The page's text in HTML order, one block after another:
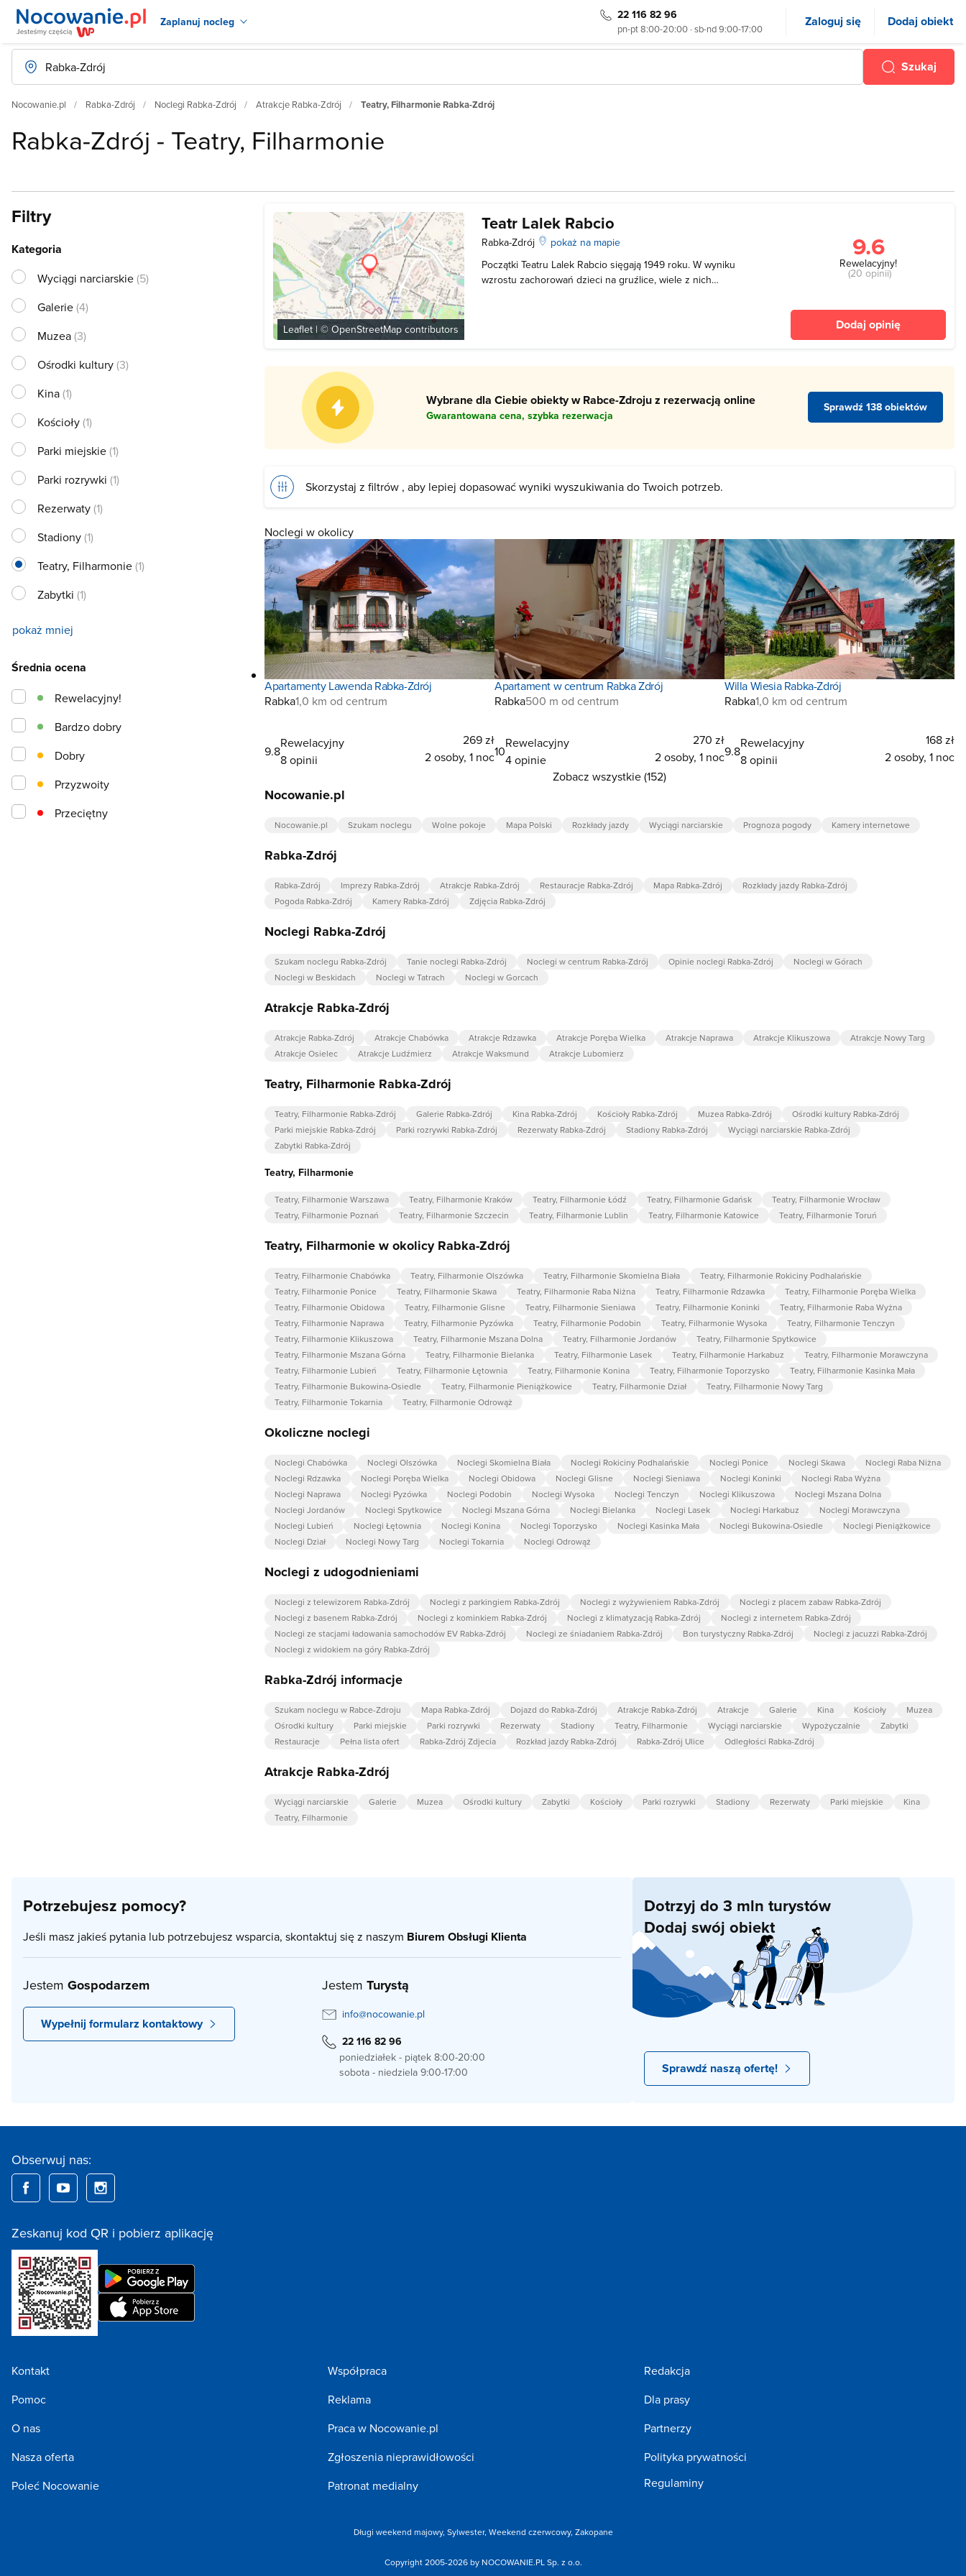
Zaplanuj nocleg 22 116 82 96
pn-pt 8:00-20:00 · sb-nd 9:00-17:00 Zaloguj się Dodaj obiekt
Szukaj
Nocowanie.pl Rabka-Zdrój Noclegi Rabka-Zdrój Atrakcje Rabka-Zdrój Teatry, Filharmonie Rabka-Zdrój
Rabka-Zdrój - Teatry, Filharmonie
Leaflet | ©OpenStreetMap contributors
Teatr Lalek Rabcio
Rabka-Zdrój
pokaż na mapie
Początki Teatru Lalek Rabcio sięgają 1949 roku. W wyniku
wzrostu zachorowań dzieci na gruźlice, wiele z nich
9.6
Rewelacyjny!
(20 opinii)
Dodaj opinię
Wybrane dla Ciebie obiekty w Rabce-Zdroju z rezerwacją online
Gwarantowana cena, szybka rezerwacja
Sprawdź 138 obiektów
Skorzystaj z filtrów , aby lepiej dopasować wyniki wyszukiwania do Twoich potrzeb.
Noclegi w okolicy
Apartamenty Lawenda Rabka-Zdrój
Rabka1,0 km od centrum
9.8
Rewelacyjny
8 opinii
269 zł
2 osoby, 1 noc
Apartament w centrum Rabka Zdrój
Rabka500 m od centrum
10
Rewelacyjny
4 opinie
270 zł
2 osoby, 1 noc
Willa Wiesia Rabka-Zdrój
Rabka1,0 km od centrum
9.8
Rewelacyjny
8 opinii
168 zł
2 osoby, 1 noc
Zobacz wszystkie (152)
Nocowanie.pl
Nocowanie.pl Szukam noclegu Wolne pokoje Mapa Polski Rozkłady jazdy Wyciągi narciarskie Prognoza pogody Kamery internetowe
Rabka-Zdrój
Rabka-Zdrój Imprezy Rabka-Zdrój Atrakcje Rabka-Zdrój Restauracje Rabka-Zdrój Mapa Rabka-Zdrój
Rozkłady jazdy Rabka-Zdrój
Pogoda Rabka-Zdrój
Kamery Rabka-Zdrój Zdjęcia Rabka-Zdrój
Noclegi Rabka-Zdrój
Szukam noclegu Rabka-Zdrój Tanie noclegi Rabka-Zdrój Noclegi w centrum Rabka-Zdrój Opinie noclegi Rabka-Zdrój
Noclegi w Górach
Noclegi w Beskidach
Noclegi w Tatrach Noclegi w Gorcach
Atrakcje Rabka-Zdrój
Atrakcje Rabka-Zdrój Atrakcje Chabówka Atrakcje Rdzawka Atrakcje Poręba Wielka Atrakcje Naprawa Atrakcje Klikuszowa
Atrakcje Nowy Targ
Atrakcje Osielec
Atrakcje Ludźmierz Atrakcje Waksmund Atrakcje Lubomierz
Teatry, Filharmonie Rabka-Zdrój
Teatry, Filharmonie Rabka-Zdrój Galerie Rabka-Zdrój Kina Rabka-Zdrój Kościoły Rabka-Zdrój Muzea Rabka-Zdrój
Ośrodki kultury Rabka-Zdrój
Parki miejskie Rabka-Zdrój
Parki rozrywki Rabka-Zdrój Rezerwaty Rabka-Zdrój Stadiony Rabka-Zdrój
Wyciągi narciarskie Rabka-Zdrój
Zabytki Rabka-Zdrój
Teatry, Filharmonie
Teatry, Filharmonie Warszawa Teatry, Filharmonie Kraków Teatry, Filharmonie Łódź Teatry, Filharmonie Gdańsk
Teatry, Filharmonie Wrocław
Teatry, Filharmonie Poznań
Teatry, Filharmonie Szczecin Teatry, Filharmonie Lublin Teatry, Filharmonie Katowice Teatry, Filharmonie Toruń
Teatry, Filharmonie w okolicy Rabka-Zdrój
Teatry, Filharmonie Chabówka Teatry, Filharmonie Olszówka Teatry, Filharmonie Skomielna Biała
Teatry, Filharmonie Rokiciny Podhalańskie
Teatry, Filharmonie Ponice
Teatry, Filharmonie Skawa Teatry, Filharmonie Raba Niżna Teatry, Filharmonie Rdzawka
Teatry, Filharmonie Poręba Wielka
Teatry, Filharmonie Obidowa
Teatry, Filharmonie Glisne Teatry, Filharmonie Sieniawa Teatry, Filharmonie Koninki
Teatry, Filharmonie Raba Wyżna
Teatry, Filharmonie Naprawa
Teatry, Filharmonie Pyzówka Teatry, Filharmonie Podobin Teatry, Filharmonie Wysoka
Teatry, Filharmonie Tenczyn
Teatry, Filharmonie Klikuszowa
Teatry, Filharmonie Mszana Dolna Teatry, Filharmonie Jordanów
Teatry, Filharmonie Spytkowice
Teatry, Filharmonie Mszana Górna
Teatry, Filharmonie Bielanka Teatry, Filharmonie Lasek Teatry, Filharmonie Harkabuz
Teatry, Filharmonie Morawczyna
Teatry, Filharmonie Lubień
Teatry, Filharmonie Łętownia Teatry, Filharmonie Konina Teatry, Filharmonie Toporzysko
Teatry, Filharmonie Kasinka Mała
Teatry, Filharmonie Bukowina-Osiedle
Teatry, Filharmonie Pieniążkowice Teatry, Filharmonie Dział
Teatry, Filharmonie Nowy Targ
Teatry, Filharmonie Tokarnia
Teatry, Filharmonie Odrowąż
Okoliczne noclegi
Noclegi Chabówka Noclegi Olszówka Noclegi Skomielna Biała Noclegi Rokiciny Podhalańskie Noclegi Ponice Noclegi Skawa
Noclegi Raba Niżna
Noclegi Rdzawka
Noclegi Poręba Wielka Noclegi Obidowa Noclegi Glisne Noclegi Sieniawa Noclegi Koninki
Noclegi Raba Wyżna
Noclegi Naprawa
Noclegi Pyzówka Noclegi Podobin Noclegi Wysoka Noclegi Tenczyn Noclegi Klikuszowa
Noclegi Mszana Dolna
Noclegi Jordanów
Noclegi Spytkowice Noclegi Mszana Górna Noclegi Bielanka Noclegi Lasek Noclegi Harkabuz
Noclegi Morawczyna
Noclegi Lubień
Noclegi Łętownia Noclegi Konina Noclegi Toporzysko Noclegi Kasinka Mała Noclegi Bukowina-Osiedle
Noclegi Pieniążkowice
Noclegi Dział
Noclegi Nowy Targ Noclegi Tokarnia Noclegi Odrowąż
Noclegi z udogodnieniami
Noclegi z telewizorem Rabka-Zdrój Noclegi z parkingiem Rabka-Zdrój Noclegi z wyżywieniem Rabka-Zdrój
Noclegi z placem zabaw Rabka-Zdrój
Noclegi z basenem Rabka-Zdrój
Noclegi z kominkiem Rabka-Zdrój Noclegi z klimatyzacją Rabka-Zdrój
Noclegi z internetem Rabka-Zdrój
Noclegi ze stacjami ładowania samochodów EV Rabka-Zdrój
Noclegi ze śniadaniem Rabka-Zdrój Bon turystyczny Rabka-Zdrój
Noclegi z jacuzzi Rabka-Zdrój
Noclegi z widokiem na góry Rabka-Zdrój
Rabka-Zdrój informacje
Szukam noclegu w Rabce-Zdroju Mapa Rabka-Zdrój Dojazd do Rabka-Zdrój Atrakcje Rabka-Zdrój Atrakcje Galerie Kina Kościoły
Muzea
Ośrodki kultury
Parki miejskie Parki rozrywki Rezerwaty Stadiony Teatry, Filharmonie Wyciągi narciarskie Wypożyczalnie
Zabytki
Restauracje
Pełna lista ofert Rabka-Zdrój Zdjecia Rozkład jazdy Rabka-Zdrój Rabka-Zdrój Ulice Odległości Rabka-Zdrój
Atrakcje Rabka-Zdrój
Wyciągi narciarskie Galerie Muzea Ośrodki kultury Zabytki Kościoły Parki rozrywki Stadiony Rezerwaty Parki miejskie
Kina
Teatry, Filharmonie
Filtry
Kategoria
Wyciągi narciarskie(5)
Galerie(4)
Muzea(3)
Ośrodki kultury(3)
Kina(1)
Kościoły(1)
Parki miejskie(1)
Parki rozrywki (1)
Rezerwaty(1)
Stadiony(1)
Teatry, Filharmonie(1)
Zabytki (1)
pokaż mniej
Średnia ocena
Przeciętny
Przyzwoity
Dobry
Bardzo dobry
Rewelacyjny!
Potrzebujesz pomocy?
Jeśli masz jakieś pytania lub potrzebujesz wsparcia, skontaktuj się z naszym Biurem Obsługi Klienta
Jestem Gospodarzem
Wypełnij formularz kontaktowy
Jestem Turystą
info@nocowanie.pl
22 116 82 96
poniedziałek - piątek 8:00-20:00
sobota - niedziela 9:00-17:00
Dotrzyj do 3 mln turystów
Dodaj swój obiekt
Sprawdź naszą ofertę!
Obserwuj nas:
Zeskanuj kod QR i pobierz aplikację
Kontakt
Pomoc
O nas
Nasza oferta
Poleć Nocowanie
Współpraca
Reklama
Praca w Nocowanie.pl
Zgłoszenia nieprawidłowości
Patronat medialny
Redakcja
Dla prasy
Partnerzy
Polityka prywatności
Regulaminy
Długi weekend majowy, Sylwester, Weekend czerwcowy, Zakopane
Copyright 2005-2026 by NOCOWANIE.PL Sp. z o.o.